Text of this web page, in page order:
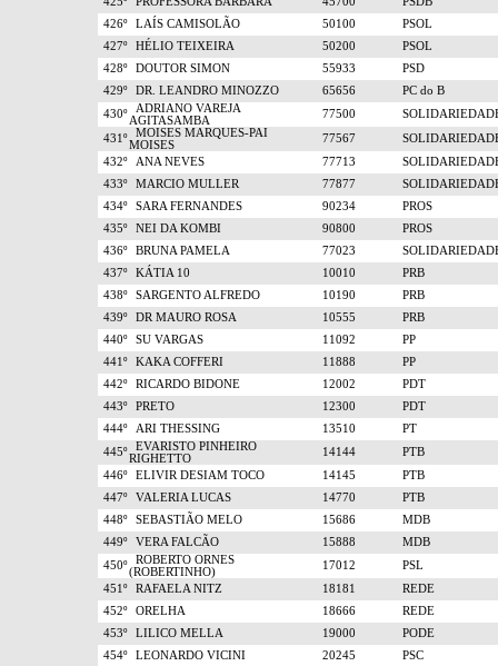
426º
LAÍS CAMISOLÃO 50100
PSOL
427º
HÉLIO TEIXEIRA 50200
PSOL
428º
DOUTOR SIMON 55933
PSD
429º
DR. LEANDRO MINOZZO 65656
PC do B
430º
ADRIANO VAREJA
AGITASAMBA
77500
431º
MOISES MARQUES-PAI
MOISES
77567
432º
ANA NEVES 77713
433º
MARCIO MULLER 77877
434º
SARA FERNANDES 90234
PROS
435º
NEI DA KOMBI 90800
PROS
436º
BRUNA PAMELA 77023
437º
KÁTIA 10 10010
PRB
438º
SARGENTO ALFREDO 10190
PRB
439º
DR MAURO ROSA 10555
PRB
440º
SU VARGAS 11092
PP
441º
KAKA COFFERI 11888
PP
442º
RICARDO BIDONE 12002
PDT
443º
PRETO 12300
PDT
444º
ARI THESSING 13510
PT
445º
EVARISTO PINHEIRO
RIGHETTO
14144
PTB
446º
ELIVIR DESIAM TOCO 14145
PTB
447º
VALERIA LUCAS 14770
PTB
448º
SEBASTIÃO MELO 15686
MDB
449º
VERA FALCÃO 15888
MDB
450º
ROBERTO ORNES
(ROBERTINHO)
17012
PSL
451º
RAFAELA NITZ 18181
REDE
452º
ORELHA 18666
REDE
453º
LILICO MELLA 19000
PODE
454º
LEONARDO VICINI 20245 PSC